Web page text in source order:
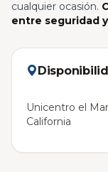
cualquier ocasión.
entre seguridad
Unicentro el
California